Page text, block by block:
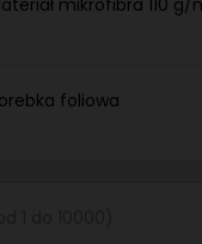
mikrofibra 110 g/
foliowa